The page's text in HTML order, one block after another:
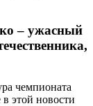
– ужасный
чемпионата
этой новости